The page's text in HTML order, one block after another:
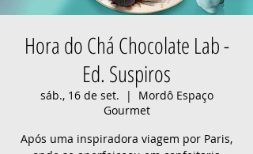
Hora do Chá Chocolate Lab -
Ed. Suspiros
sáb., 16 de set.
  |
Mordô Espaço
Gourmet
Após uma inspiradora viagem por Paris,